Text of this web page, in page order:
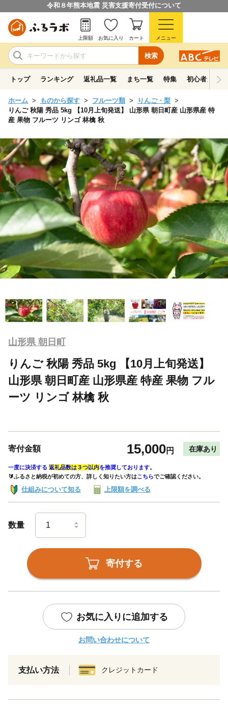
令和８年熊本地震 災害支援寄付受付について
検索
上限額 お気に入り カート メニュー
トップ ランキング 返礼品一覧 まち一覧 特集 初心者ガイド
ホーム ものから探す フルーツ類
りんご・梨
りんご 秋陽 秀品 5kg 【10月上旬発送】 山形県 朝日町産 山形県産 特
産 果物 フルーツ リンゴ 林檎 秋
山形県 朝日町
りんご 秋陽 秀品 5kg 【10月上旬発送】
山形県 朝日町産 山形県産 特産 果物 フル
ーツ リンゴ 林檎 秋
寄付金額 15,000円 在庫あり
一度に決済する 返礼品数は３つ以内を推奨しております。
🔰ふるさと納税が初めての方、詳しく知りたい方はこちらでご確認ください。
仕組みについて知る 上限額を調べる
数量
寄付する
お気に入りに追加する
お問い合わせについて
支払い方法 クレジットカード